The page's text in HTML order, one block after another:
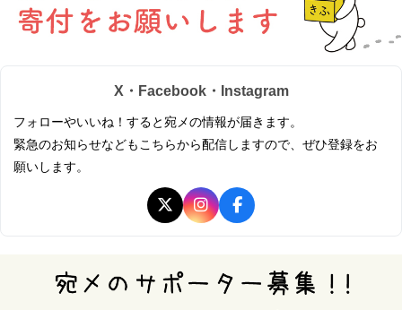
X・Facebook・Instagram
フォローやいいね！すると宛メの情報が届きます。
緊急のお知らせなどもこちらから配信しますので、ぜひ登録をお
願いします。